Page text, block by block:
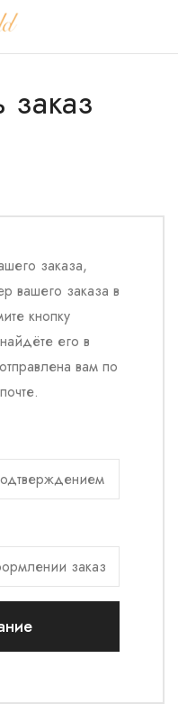
заказ
заказа,
вашего заказа в
кнопку
его в
вам по